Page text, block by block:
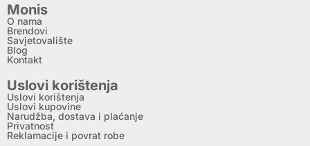
Monis
O nama
Brendovi
Savjetovalište
Blog
Kontakt
Uslovi korištenja
Uslovi korištenja
Uslovi kupovine
Narudžba, dostava i plaćanje
Privatnost
Reklamacije i povrat robe